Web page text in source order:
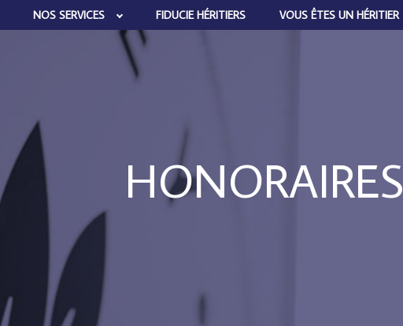
NOS SERVICES FIDUCIE HÉRITIERS VOUS ÊTES UN HÉRITIER
HONORAIRES